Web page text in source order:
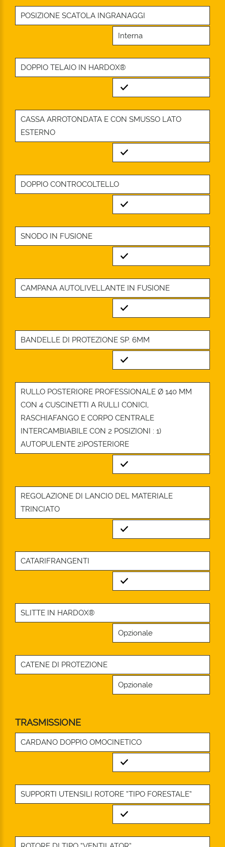
POSIZIONE SCATOLA INGRANAGGI
Interna
DOPPIO TELAIO IN HARDOX®
Standard
CASSA ARROTONDATA E CON SMUSSO LATO
ESTERNO
Standard
DOPPIO CONTROCOLTELLO
Standard
SNODO IN FUSIONE
Standard
CAMPANA AUTOLIVELLANTE IN FUSIONE
Standard
BANDELLE DI PROTEZIONE SP. 6MM
Standard
RULLO POSTERIORE PROFESSIONALE Ø 140 MM
CON 4 CUSCINETTI A RULLI CONICI,
RASCHIAFANGO E CORPO CENTRALE
INTERCAMBIABILE CON 2 POSIZIONI : 1)
AUTOPULENTE 2)POSTERIORE
Standard
REGOLAZIONE DI LANCIO DEL MATERIALE
TRINCIATO
Standard
CATARIFRANGENTI
Standard
SLITTE IN HARDOX®
Opzionale
CATENE DI PROTEZIONE
Opzionale
TRASMISSIONE
CARDANO DOPPIO OMOCINETICO
Standard
SUPPORTI UTENSILI ROTORE “TIPO FORESTALE”
Standard